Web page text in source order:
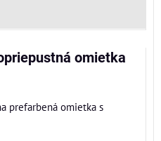
omietka
prefarbená omietka s